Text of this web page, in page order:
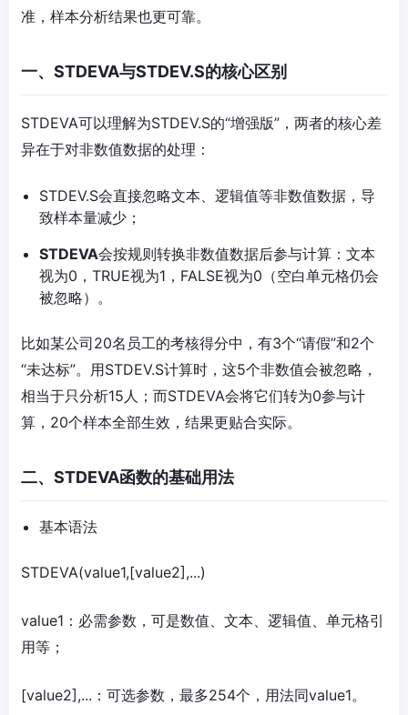
准，样本分析结果也更可靠。
一、STDEVA与STDEV.S的核心区别
STDEVA可以理解为STDEV.S的“增强版”，两者的核心差
异在于对非数值数据的处理：
STDEV.S会直接忽略文本、逻辑值等非数值数据，导
致样本量减少；
STDEVA会按规则转换非数值数据后参与计算：文本
视为0，TRUE视为1，FALSE视为0（空白单元格仍会
被忽略）。
比如某公司20名员工的考核得分中，有3个“请假”和2个
“未达标”。用STDEV.S计算时，这5个非数值会被忽略，
相当于只分析15人；而STDEVA会将它们转为0参与计
算，20个样本全部生效，结果更贴合实际。
二、STDEVA函数的基础用法
基本语法
STDEVA(value1,[value2],...)
value1：必需参数，可是数值、文本、逻辑值、单元格引
用等；
[value2],...：可选参数，最多254个，用法同value1。